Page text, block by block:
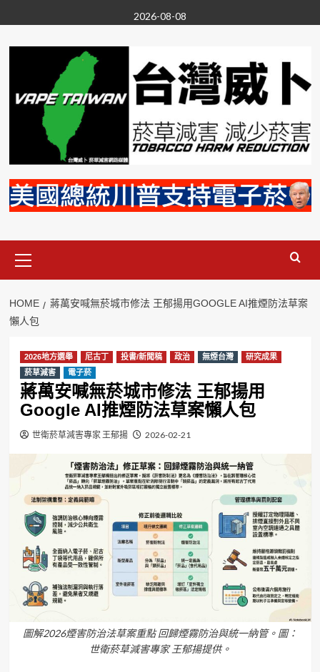
to
content
2026-08-08
Menu
HOME
蔣萬安喊無菸城市修法 王郁揚用GOOGLE AI推煙防法草案
懶人包
2026地方選舉 尼古丁 投書/新聞稿 政治 無煙台灣
研究成果
菸草減害
電子菸
蔣萬安喊無菸城市修法 王郁揚用
Google AI推煙防法草案懶人包
世衛菸草減害專家 王郁揚 2026-02-21
圖解2026煙害防治法草案重點 回歸煙霧防治與統一納管。圖：
世衛菸草減害專家 王郁揚提供。